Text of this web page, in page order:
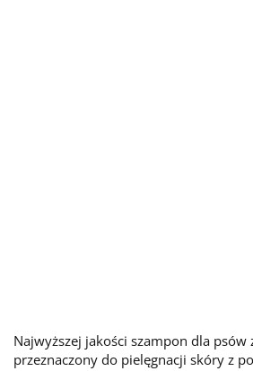
Najwyższej jakości szampon dla psów
przeznaczony do pielęgnacji skóry z